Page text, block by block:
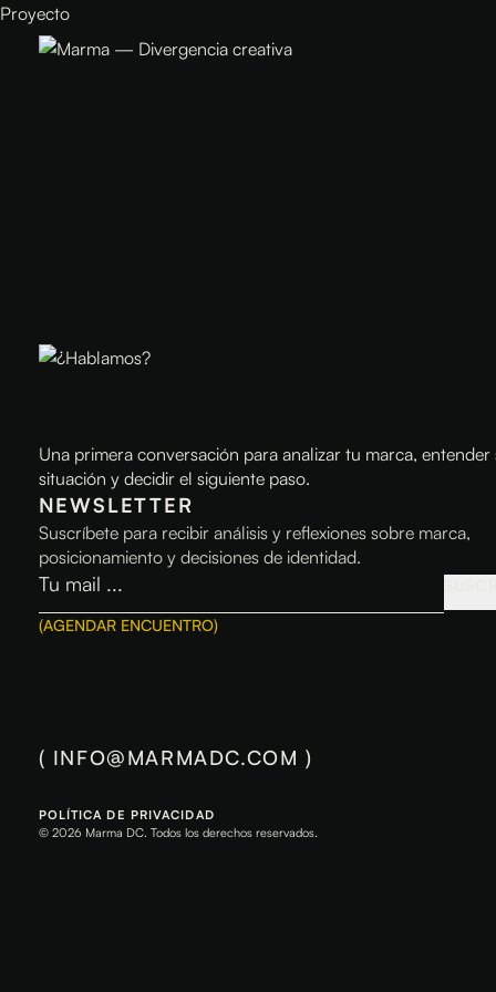
Proyecto
Una primera conversación para analizar tu marca, entender
situación y decidir el siguiente paso.
NEWSLETTER
Suscríbete para recibir análisis y reflexiones sobre marca,
posicionamiento y decisiones de identidad.
(AGENDAR ENCUENTRO)
POLÍTICA DE PRIVACIDAD
© 2026 Marma DC. Todos los derechos reservados.
( INFO@MARMADC.COM )